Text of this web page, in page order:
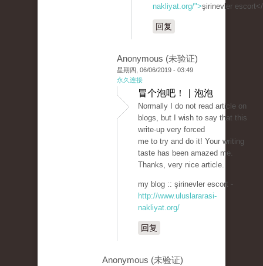
nakliyat.org/">şirinevler
回复
Anonymous (未验证)
星期四, 06/06/2019 - 03:49
永久连接
冒个泡吧！ | 泡泡
Normally I do not read article on
blogs, but I wish to say that this
write-up very forced
me to try and do it! Your writing
taste has been amazed me.
Thanks, very nice article.
my blog :: şirinevler escort -
http://www.uluslararasi-
nakliyat.org/
回复
Anonymous (未验证)